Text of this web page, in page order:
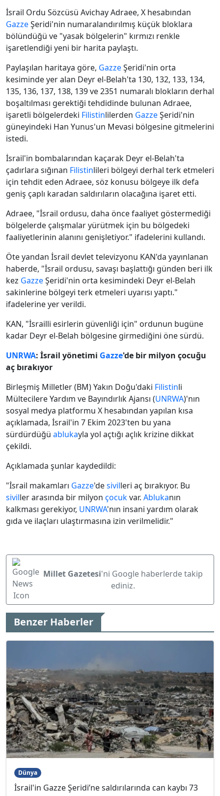
İsrail Ordu Sözcüsü Avichay Adraee, X hesabından
GazzeŞeridi'nin numaralandırılmış küçük bloklara
bölündüğü ve "yasak bölgelerin" kırmızı renkle
işaretlendiği yeni bir harita paylaştı.
Paylaşılan haritaya göre, GazzeŞeridi'nin orta
kesiminde yer alan Deyr el-Belah'ta 130, 132, 133, 134,
135, 136, 137, 138, 139 ve 2351 numaralı blokların derhal
boşaltılması gerektiği tehdidinde bulunan Adraee,
işaretli bölgelerdeki Filistinlilerden GazzeŞeridi'nin
güneyindeki Han Yunus'un Mevasi bölgesine gitmelerini
istedi.
İsrail'in bombalarından kaçarak Deyr el-Belah'ta
çadırlara sığınan Filistinlileri bölgeyi derhal terk etmeleri
için tehdit eden Adraee, söz konusu bölgeye ilk defa
geniş çaplı karadan saldırıların olacağına işaret etti.
Adraee, "İsrail ordusu, daha önce faaliyet göstermediği
bölgelerde çalışmalar yürütmek için bu bölgedeki
faaliyetlerinin alanını genişletiyor." ifadelerini kullandı.
Öte yandan İsrail devlet televizyonu KAN'da yayınlanan
haberde, "İsrail ordusu, savaşı başlattığı günden beri ilk
kez GazzeŞeridi'nin orta kesimindeki Deyr el-Belah
sakinlerine bölgeyi terk etmeleri uyarısı yaptı."
ifadelerine yer verildi.
KAN, "İsrailli esirlerin güvenliği için" ordunun bugüne
kadar Deyr el-Belah bölgesine girmediğini öne sürdü.
UNRWA: İsrail yönetimi Gazze'de bir milyon çocuğu
aç bırakıyor
Birleşmiş Milletler (BM) Yakın Doğu'daki Filistinli
Mültecilere Yardım ve Bayındırlık Ajansı (UNRWA)'nın
sosyal medya platformu X hesabından yapılan kısa
açıklamada, İsrail'in 7 Ekim 2023'ten bu yana
sürdürdüğü ablukayla yol açtığı açlık krizine dikkat
çekildi.
Açıklamada şunlar kaydedildi:
"İsrail makamları Gazze'desivilleri aç bırakıyor. Bu
siviller arasında bir milyon çocukvar. Ablukanın
kalkması gerekiyor, UNRWA'nın insani yardım olarak
gıda ve ilaçları ulaştırmasına izin verilmelidir."
Millet Gazetesi'ni Google haberlerde takip
ediniz.
Benzer Haberler
Dünya
İsrail'in Gazze Şeridi’ne saldırılarında can kaybı 73